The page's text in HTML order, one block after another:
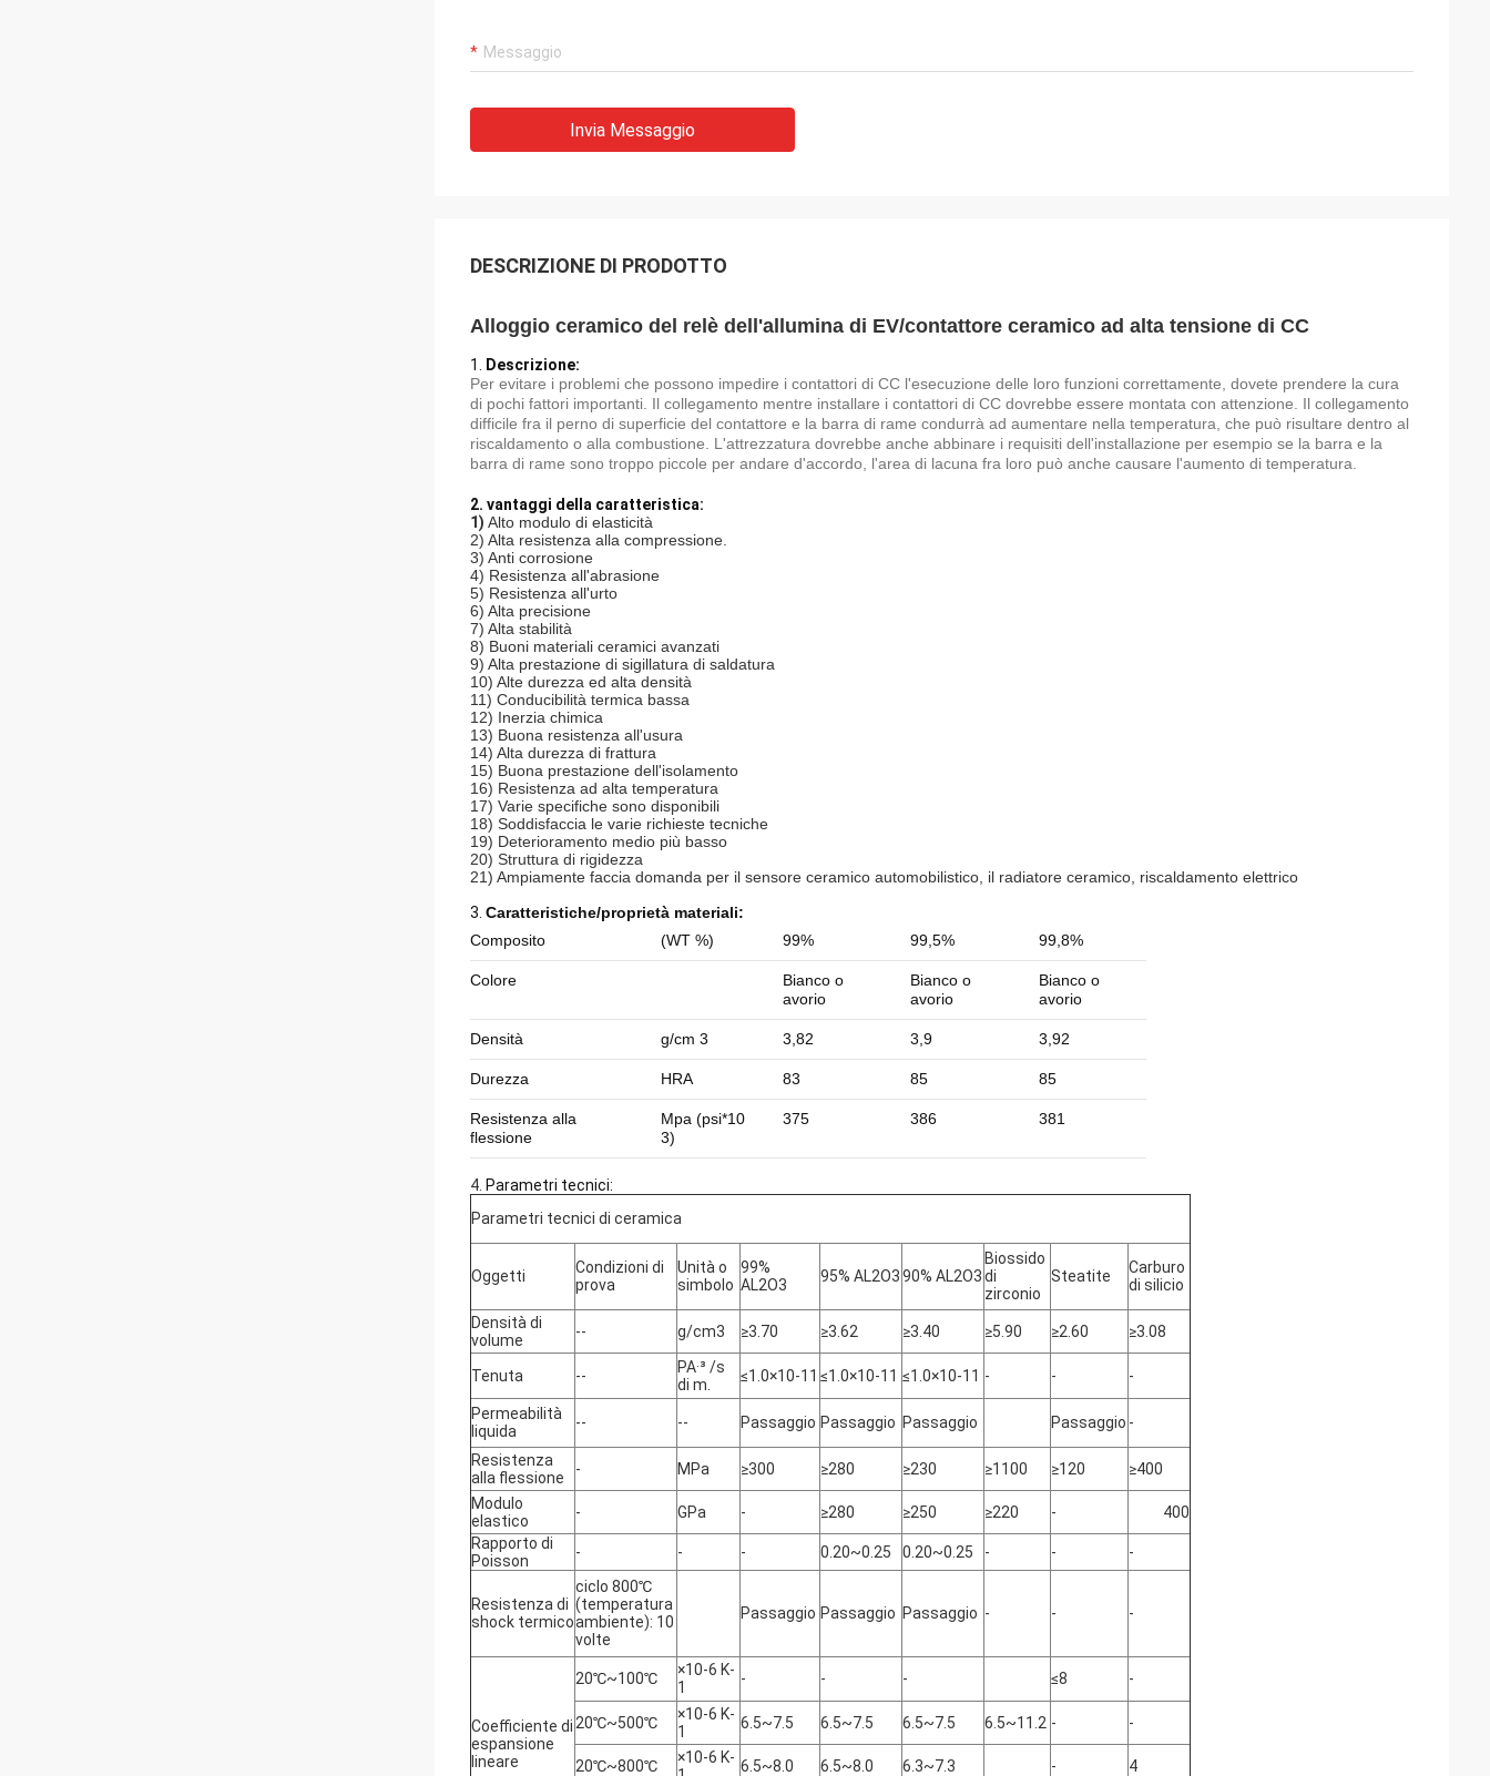
Invia Messaggio
DESCRIZIONE DI PRODOTTO
Alloggio ceramico del relè dell'allumina di EV/contattore ceramico ad alta tensione di CC
1.
Descrizione:
Per evitare i problemi che possono impedire i contattori di CC l'esecuzione delle loro funzioni correttamente, dovete prendere la cura
di pochi fattori importanti. Il collegamento mentre installare i contattori di CC dovrebbe essere montata con attenzione. Il collegamento
difficile fra il perno di superficie del contattore e la barra di rame condurrà ad aumentare nella temperatura, che può risultare dentro al
riscaldamento o alla combustione. L'attrezzatura dovrebbe anche abbinare i requisiti dell'installazione per esempio se la barra e la
barra di rame sono troppo piccole per andare d'accordo, l'area di lacuna fra loro può anche causare l'aumento di temperatura.
2. vantaggi della caratteristica:
1) Alto modulo di elasticità
2) Alta resistenza alla compressione.
3) Anti corrosione
4) Resistenza all'abrasione
5) Resistenza all'urto
6) Alta precisione
7) Alta stabilità
8) Buoni materiali ceramici avanzati
9) Alta prestazione di sigillatura di saldatura
10) Alte durezza ed alta densità
11) Conducibilità termica bassa
12) Inerzia chimica
13) Buona resistenza all'usura
14) Alta durezza di frattura
15) Buona prestazione dell'isolamento
16) Resistenza ad alta temperatura
17) Varie specifiche sono disponibili
18) Soddisfaccia le varie richieste tecniche
19) Deterioramento medio più basso
20) Struttura di rigidezza
21) Ampiamente faccia domanda per il sensore ceramico automobilistico, il radiatore ceramico, riscaldamento elettrico
3. Caratteristiche/proprietà materiali:
Composito
(WT %) 99% 99,5% 99,8%
Colore
Bianco o
avorio
Bianco o
avorio
Bianco o
avorio
Densità g/cm 3 3,82 3,9 3,92
Durezza HRA 83 85 85
Resistenza alla
flessione
Mpa (psi*10
3)
375 386 381
4. Parametri tecnici:
Parametri tecnici di ceramica
Oggetti
Condizioni di
prova
Unità o
simbolo
99%
AL2O3
95% AL2O390% AL2O3
Biossido
di
zirconio
Steatite
Carburo
di silicio
Densità di
volume
-- g/cm3 ≥3.70 ≥3.62 ≥3.40 ≥5.90 ≥2.60 ≥3.08
Tenuta --
PA·³ /s
di m.
≤1.0×10-11 ≤1.0×10-11 ≤1.0×10-11 - - -
Permeabilità
liquida
-- -- Passaggio Passaggio Passaggio Passaggio -
Resistenza
alla flessione
- MPa ≥300 ≥280 ≥230 ≥1100 ≥120
≥400
Modulo
elastico
- GPa - ≥280 ≥250 ≥220 -
400
Rapporto di
Poisson
- - - 0.20~0.25 0.20~0.25 - - -
Resistenza di
shock termico
ciclo 800℃
(temperatura
ambiente): 10
volte
Passaggio Passaggio Passaggio - - -
Coefficiente di
espansione
lineare
20℃~100℃
×10-6 K-
1
- - - ≤8 -
20℃~500℃
×10-6 K-
1
6.5~7.5 6.5~7.5 6.5~7.5 6.5~11.2 - -
20℃~800℃
×10-6 K- 6.5~8.0 6.5~8.0 6.3~7.3 - 4